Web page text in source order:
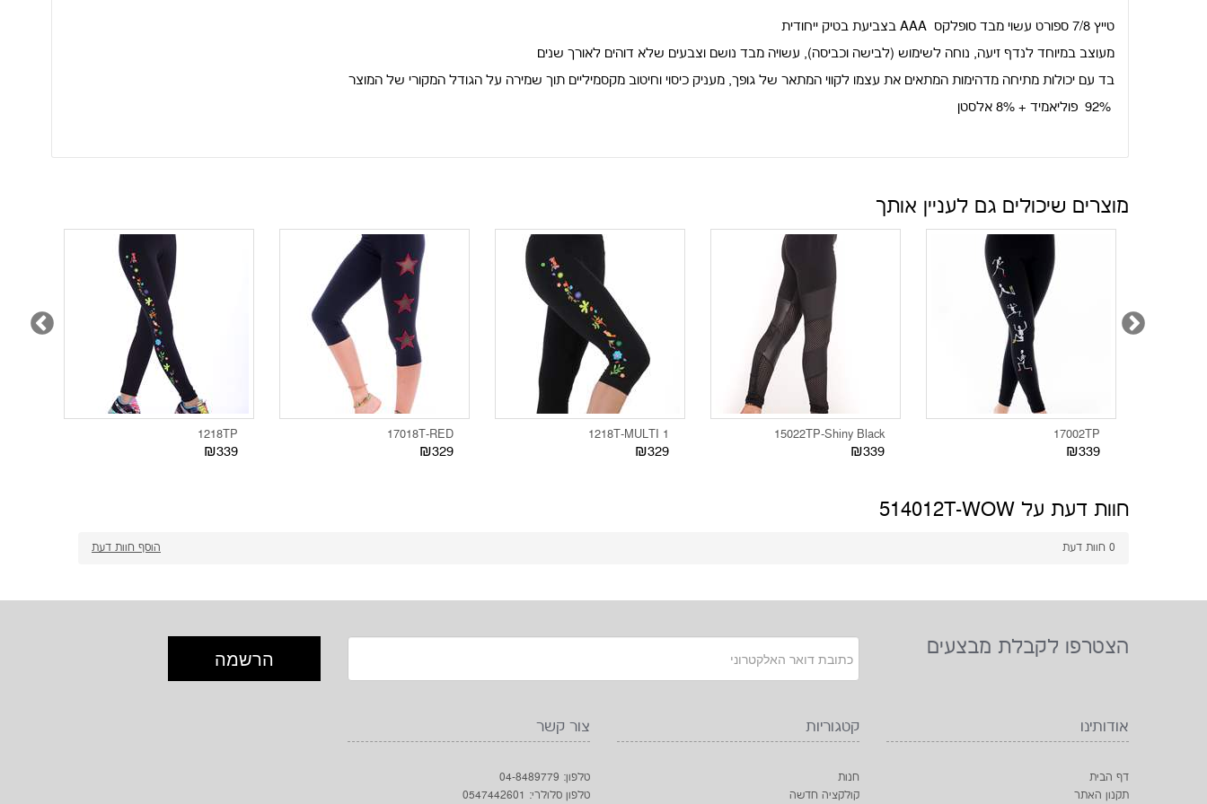
טייץ 7/8 ספורט עשוי מבד סופלקס AAA בצביעת בטיק ייחודית
מעוצב במיוחד לנדף זיעה, נוחה לשימוש (לבישה וכביסה), עשויה מבד נושם וצבעים שלא דוהים לאורך שנים
בד עם יכולות מתיחה מדהימות המתאים את עצמו לקווי המתאר של גופך, מעניק כיסוי וחיטוב מקסמיליים תוך שמירה על הגודל המקורי של המוצר
מוצרים שיכולים גם לעניין אותך
1218TP
₪339
17018T-RED
₪329
1218T-MULTI 1
₪329
15022TP-Shiny Black
₪339
17002TP
₪339
חוות דעת על 514012T-WOW
0 חוות דעת הוסף חוות דעת
הצטרפו לקבלת מבצעים
אודותינו
דף הבית
תקנון האתר
קטגוריות
חנות
קולקציה חדשה
צור קשר
טלפון: 04-8489779
טלפון סלולרי: 0547442601